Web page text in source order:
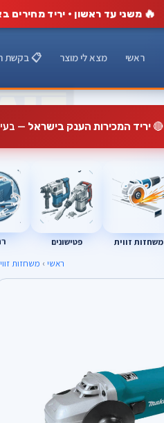
🔥 משני עד ראשון · יריד מחירים
ראשי מצא לי מוצר 📋 בקשת
🔴יריד המכירות הענק בישראל —
משחזות זווית פטישונים
ראשי › משחזות